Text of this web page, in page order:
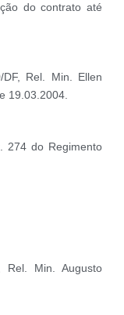
do contrato até
Rel. Min. Ellen
19.03.2004.
274 do Regimento
Rel. Min. Augusto